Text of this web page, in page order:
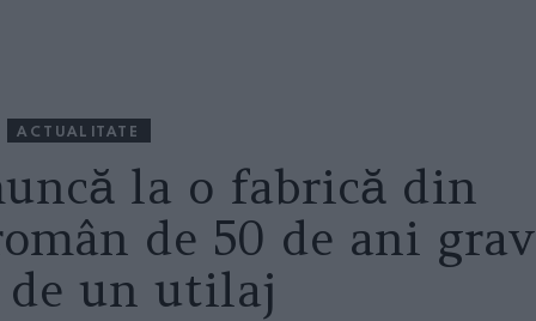
ACTUALITATE
la o fabrică din
de 50 de ani grav
un utilaj